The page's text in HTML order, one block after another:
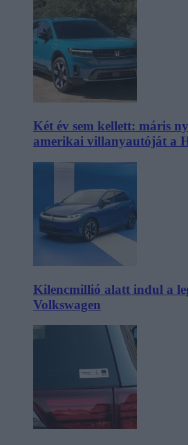
Két év sem kellett: máris
amerikai villanyautóját a
Kilencmillió alatt indul a
Volkswagen